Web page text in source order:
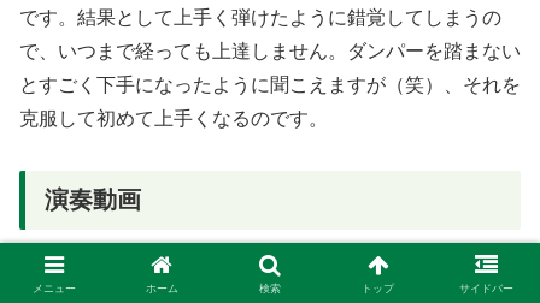
です。結果として上手く弾けたように錯覚してしまうの
で、いつまで経っても上達しません。ダンパーを踏まない
とすごく下手になったように聞こえますが（笑）、それを
克服して初めて上手くなるのです。
演奏動画
ホールで弾かせてもらえる機会があったので録画してみま
メニュー ホーム 検索 トップ サイドバー